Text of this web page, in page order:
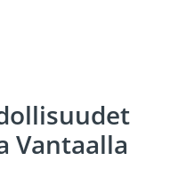
Vantaalla